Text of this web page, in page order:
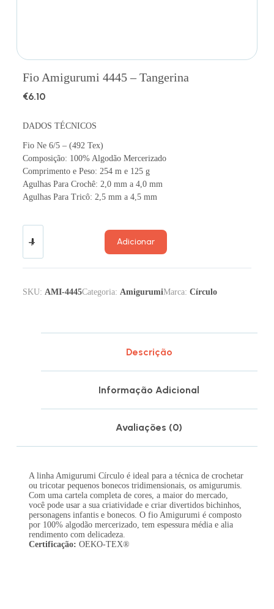
Fio Amigurumi 4445 – Tangerina
€6.10
DADOS TÉCNICOS
Fio Ne 6/5 – (492 Tex)
Composição: 100% Algodão Mercerizado
Comprimento e Peso: 254 m e 125 g
Agulhas Para Crochê: 2,0 mm a 4,0 mm
Agulhas Para Tricô: 2,5 mm a 4,5 mm
Adicionar
SKU: AMI-4445Categoria: AmigurumiMarca: Círculo
Descrição
Informação Adicional
Avaliações (0)
A linha Amigurumi Círculo é ideal para a técnica de crochetar
ou tricotar pequenos bonecos tridimensionais, os amigurumis.
Com uma cartela completa de cores, a maior do mercado,
você pode usar a sua criatividade e criar divertidos bichinhos,
personagens infantis e bonecos. O fio Amigurumi é composto
por 100% algodão mercerizado, tem espessura média e alia
rendimento com delicadeza.
Certificação: OEKO-TEX®